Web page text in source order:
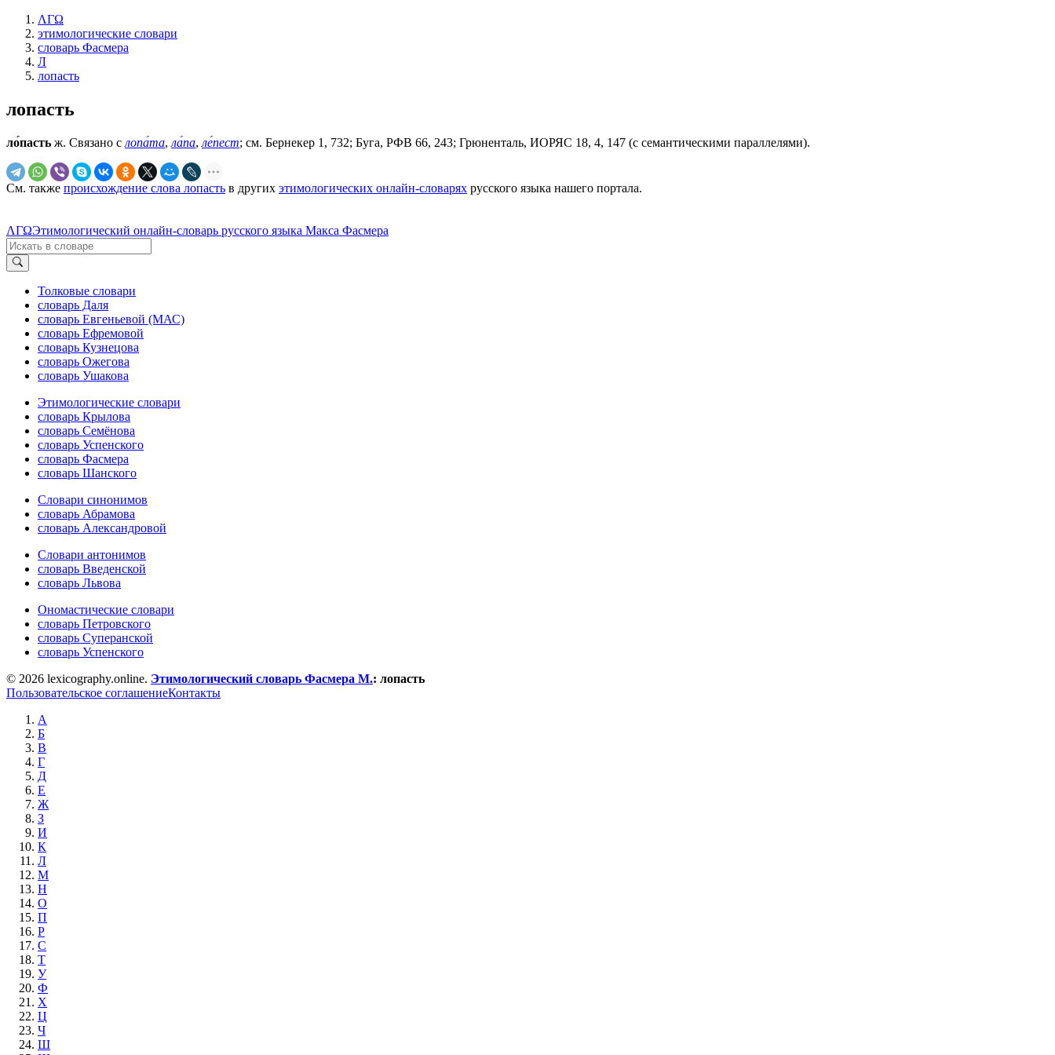
ΛΓΩ
этимологические словари
словарь Фасмера
Л
лопасть
лопасть
ло́пасть ж. Связано с лопа́та, ла́па, ле́пест; см. Бернекер 1, 732; Буга, РФВ 66, 243; Грюненталь, ИОРЯС 18, 4, 147 (с семантическими параллелями).
См. также происхождение слова лопасть в других этимологических онлайн-словарях русского языка нашего портала.
ΛΓΩЭтимологический онлайн-словарь русского языка Макса Фасмера
Толковые словари
словарь Даля
словарь Евгеньевой (МАС)
словарь Ефремовой
словарь Кузнецова
словарь Ожегова
словарь Ушакова
Этимологические словари
словарь Крылова
словарь Семёнова
словарь Успенского
словарь Фасмера
словарь Шанского
Словари синонимов
словарь Абрамова
словарь Александровой
Словари антонимов
словарь Введенской
словарь Львова
Ономастические словари
словарь Петровского
словарь Суперанской
словарь Успенского
© 2026 lexicography.online. Этимологический словарь Фасмера М.: лопасть
Пользовательское соглашениеКонтакты
А
Б
В
Г
Д
Е
Ж
З
И
К
Л
М
Н
О
П
Р
С
Т
У
Ф
Х
Ц
Ч
Ш